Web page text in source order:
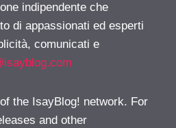
indipendente che
di appassionati ed esperti
comunicati e
the IsayBlog! network. For
and other